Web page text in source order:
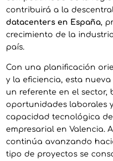
contribuirá a la
datacenters en España,
crecimiento de la
país.
Con una planificación
y la eficiencia, esta
un referente en el sector,
oportunidades laborales
capacidad tecnológica
empresarial en Valencia.
continúa avanzando
tipo de proyectos se